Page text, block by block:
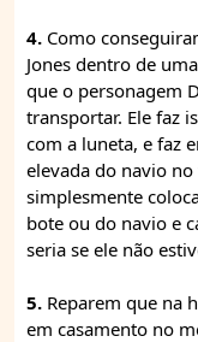
4. Como
Jones dentro de
que o personagem
transportar. Ele faz
com a luneta, e faz
elevada do navio
simplesmente
bote ou do navio e
seria se ele não
5. Reparem que na
em casamento no